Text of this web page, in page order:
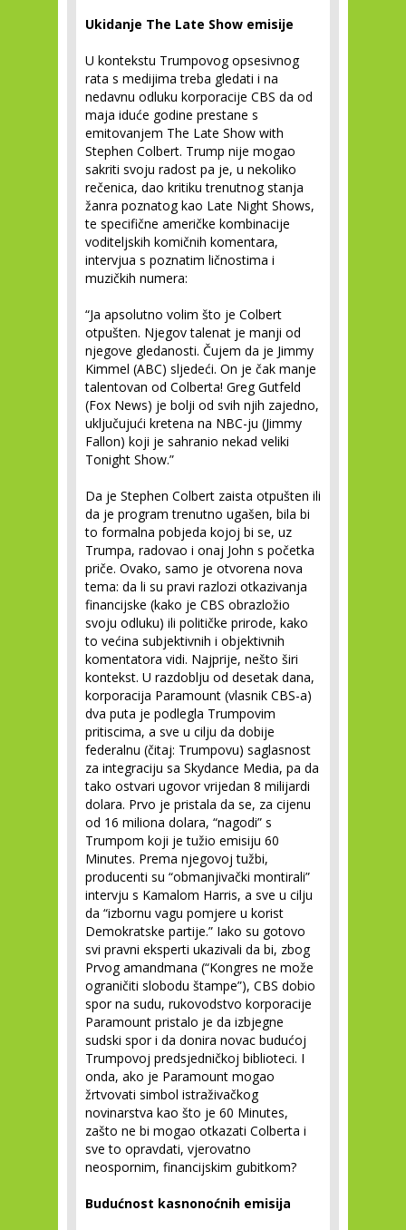
Ukidanje The Late Show emisije
U kontekstu Trumpovog opsesivnog
rata s medijima treba gledati i na
nedavnu odluku korporacije CBS da od
maja iduće godine prestane s
emitovanjem The Late Show with
Stephen Colbert. Trump nije mogao
sakriti svoju radost pa je, u nekoliko
rečenica, dao kritiku trenutnog stanja
žanra poznatog kao Late Night Shows,
te specifične američke kombinacije
voditeljskih komičnih komentara,
intervjua s poznatim ličnostima i
muzičkih numera:
“Ja apsolutno volim što je Colbert
otpušten. Njegov talenat je manji od
njegove gledanosti. Čujem da je Jimmy
Kimmel (ABC) sljedeći. On je čak manje
talentovan od Colberta! Greg Gutfeld
(Fox News) je bolji od svih njih zajedno,
uključujući kretena na NBC-ju (Jimmy
Fallon) koji je sahranio nekad veliki
Tonight Show.”
Da je Stephen Colbert zaista otpušten ili
da je program trenutno ugašen, bila bi
to formalna pobjeda kojoj bi se, uz
Trumpa, radovao i onaj John s početka
priče. Ovako, samo je otvorena nova
tema: da li su pravi razlozi otkazivanja
financijske (kako je CBS obrazložio
svoju odluku) ili političke prirode, kako
to većina subjektivnih i objektivnih
komentatora vidi. Najprije, nešto širi
kontekst. U razdoblju od desetak dana,
korporacija Paramount (vlasnik CBS-a)
dva puta je podlegla Trumpovim
pritiscima, a sve u cilju da dobije
federalnu (čitaj: Trumpovu) saglasnost
za integraciju sa Skydance Media, pa da
tako ostvari ugovor vrijedan 8 milijardi
dolara. Prvo je pristala da se, za cijenu
od 16 miliona dolara, “nagodi” s
Trumpom koji je tužio emisiju 60
Minutes. Prema njegovoj tužbi,
producenti su “obmanjivački montirali”
intervju s Kamalom Harris, a sve u cilju
da “izbornu vagu pomjere u korist
Demokratske partije.” Iako su gotovo
svi pravni eksperti ukazivali da bi, zbog
Prvog amandmana (“Kongres ne može
ograničiti slobodu štampe”), CBS dobio
spor na sudu, rukovodstvo korporacije
Paramount pristalo je da izbjegne
sudski spor i da donira novac budućoj
Trumpovoj predsjedničkoj biblioteci. I
onda, ako je Paramount mogao
žrtvovati simbol istraživačkog
novinarstva kao što je 60 Minutes,
zašto ne bi mogao otkazati Colberta i
sve to opravdati, vjerovatno
neospornim, financijskim gubitkom?
Budućnost kasnonoćnih emisija